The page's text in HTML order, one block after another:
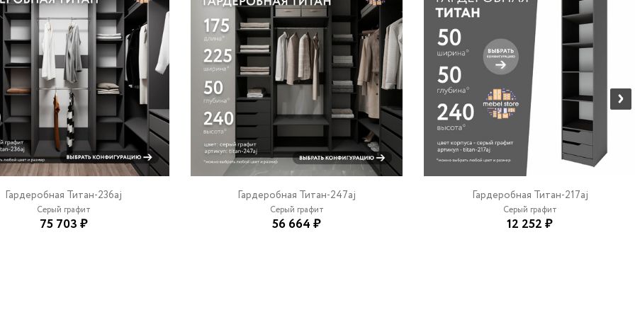
Гардеробная Титан-236aj
Серый графит
75 703 ₽
Гардеробная Титан-247aj
Серый графит
56 664 ₽
Гардеробная Титан-217aj
Серый графит
12 252 ₽